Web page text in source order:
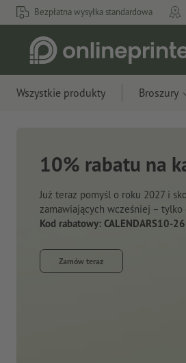
Bezpłatna wysyłka standardowa
Wszystkie produkty Broszury
Nowe notesy
Z innowacyjnych
plastiku z oceanu.